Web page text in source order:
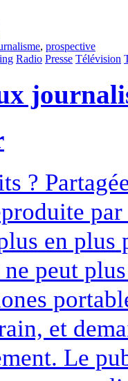
, prospective
Radio Presse Télévision
?
en plus
peut
et
Le